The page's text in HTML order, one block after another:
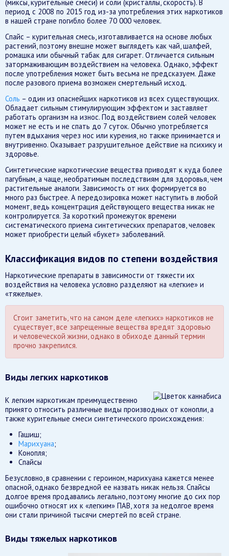
(миксы, курительные смеси) и соли (кристаллы, скорость). В
период с 2008 по 2015 год из-за употребления этих наркотиков
в нашей стране погибло более 70 000 человек.
Спайс – курительная смесь, изготавливается на основе любых
растений, поэтому внешне может выглядеть как чай, шалфей,
ромашка или обычный табак для сигарет. Отличается сильным
затормаживающим воздействием на человека. Однако, эффект
после употребления может быть весьма не предсказуем. Даже
после разового приема возможен смертельный исход.
Соль – один из опаснейших наркотиков из всех существующих.
Обладает сильным стимулирующим эффектом и заставляет
работать организм на износ. Под воздействием солей человек
может не есть и не спать до 7 суток. Обычно употребляется
путем вдыхания через нос или курения, но также принимается и
внутривенно. Оказывает разрушительное действие на психику и
здоровье.
Синтетические наркотические вещества приводят к куда более
пагубным, а чаще, необратимым последствиям для здоровья, чем
растительные аналоги. Зависимость от них формируется во
много раз быстрее. А передозировка может наступить в любой
момент, ведь концентрация действующего вещества никак не
контролируется. За короткий промежуток времени
систематического приема синтетических препаратов, человек
может приобрести целый «букет» заболеваний.
Классификация видов по степени воздействия
Наркотические препараты в зависимости от тяжести их
воздействия на человека условно разделяют на «легкие» и
«тяжелые».
Стоит заметить, что на самом деле «легких» наркотиков не
существует, все запрещенные вещества вредят здоровью
и человеческой жизни, однако в обиходе данный термин
прочно закрепился.
Виды легких наркотиков
К легким наркотикам преимущественно
принято относить различные виды производных от конопли, а
также курительные смеси синтетического происхождения:
Гашиш;
Марихуана;
Конопля;
Спайсы
Безусловно, в сравнении с героином, марихуана кажется менее
опасной, однако безвредной ее назвать никак нельзя. Спайсы
долгое время продавались легально, поэтому многие до сих пор
ошибочно относят их к «легким» ПАВ, хотя за недолгое время
они стали причиной тысячи смертей по всей стране.
Виды тяжелых наркотиков